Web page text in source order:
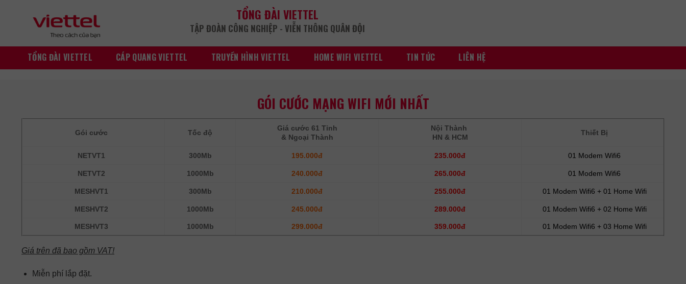
TỔNG ĐÀI VIETTEL
TẬP ĐOÀN CÔNG NGHIỆP - VIỄN THÔNG QUÂN ĐỘI
TỔNG ĐÀI VIETTEL CÁP QUANG VIETTEL TRUYỀN HÌNH VIETTEL HOME WIFI VIETTEL TIN TỨC LIÊN HỆ
GÓI CƯỚC MẠNG WIFI MỚI NHẤT
Gói cước Tốc độ
Giá cước 61 Tỉnh
& Ngoại Thành
Nội Thành
HN & HCM
Thiết Bị
NETVT1 300Mb 195.000đ 235.000đ 01 Modem Wifi6
NETVT2 1000Mb 240.000đ 265.000đ 01 Modem Wifi6
MESHVT1 300Mb 210.000đ 255.000đ 01 Modem Wifi6 + 01 Home Wifi
MESHVT2 1000Mb 245.000đ 289.000đ 01 Modem Wifi6 + 02 Home Wifi
MESHVT3 1000Mb 299.000đ 359.000đ 01 Modem Wifi6 + 03 Home Wifi
Giá trên đã bao gồm VAT!
Miễn phí lắp đặt.